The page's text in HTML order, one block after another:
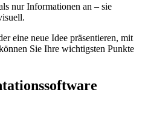
nur Informationen an – sie
eine neue Idee präsentieren, mit
Sie Ihre wichtigsten Punkte